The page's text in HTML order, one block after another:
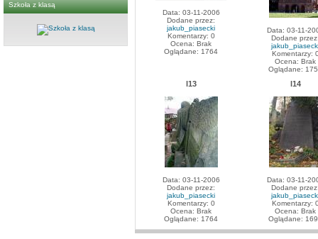
Szkoła z klasą
Data: 03-11-2006
Dodane przez:
jakub_piasecki
Komentarzy: 0
Ocena: Brak
Oglądane: 1764
Data: 03-11-
Dodane
Komentarzy:
Ocena: Brak
Oglądane:
l13
Data: 03-11-2006
Dodane przez:
jakub_piasecki
Komentarzy: 0
Ocena: Brak
Oglądane: 1764
l14
Data: 03-11-
Dodane
Komentarzy:
Ocena: Brak
Oglądane: